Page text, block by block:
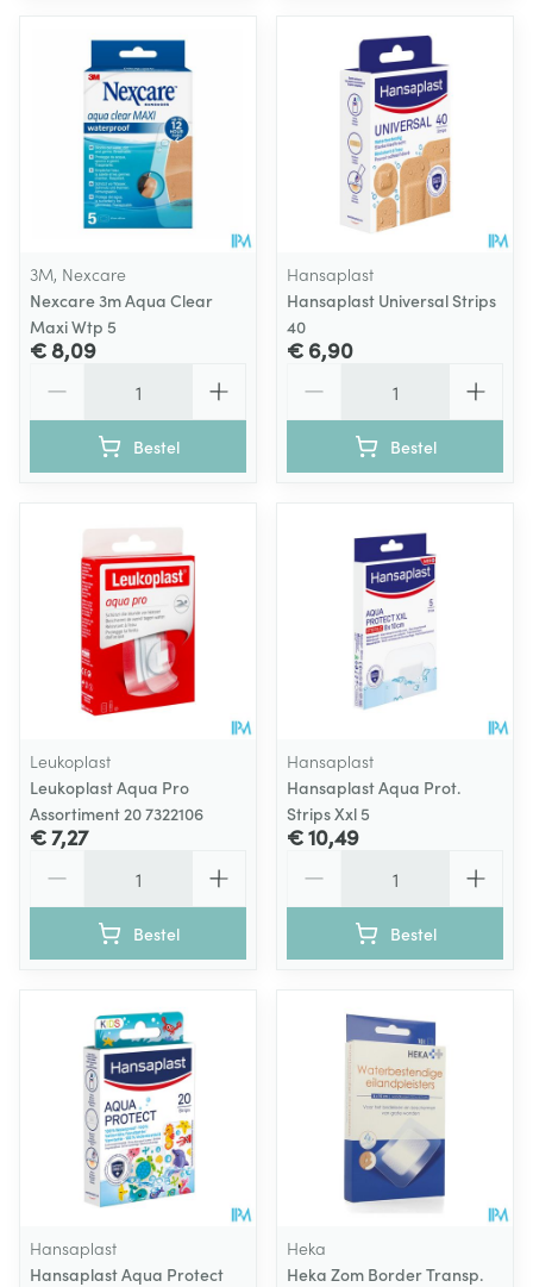
3M, Nexcare
Nexcare 3m Aqua Clear
Maxi Wtp 5
€ 8,09
Bestel
Hansaplast
Hansaplast Universal Strips
40
€ 6,90
Bestel
Leukoplast
Leukoplast Aqua Pro
Assortiment 20 7322106
€ 7,27
Bestel
Hansaplast
Hansaplast Aqua Prot.
Strips Xxl 5
€ 10,49
Bestel
Hansaplast
Hansaplast Aqua Protect
Heka
Heka Zom Border Transp.